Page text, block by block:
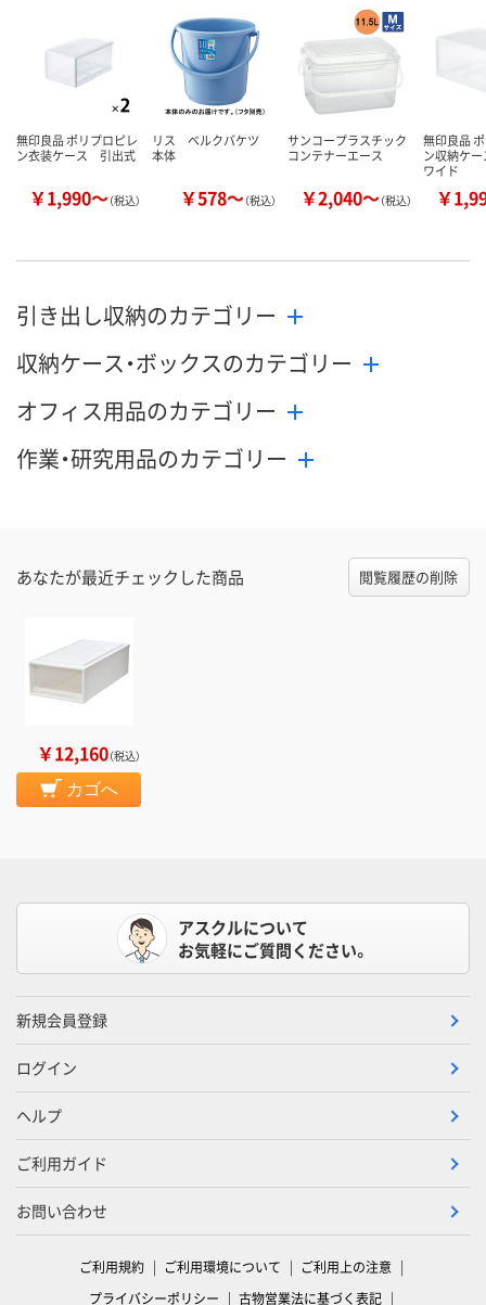
数量
カゴへ
数量
カゴへ
お取り扱い終
した
無印良品 ポリプロピレ
ン衣装ケース 引出式
￥1,990～（税込）
リス ベルクバケツ
本体
￥578～（税込）
サンコープラスチック
コンテナーエース
￥2,040～（税込）
無印良品
ン収納ケ
ワイド
￥
引き出し収納のカテゴリー
収納ケース・ボックスのカテゴリー
オフィス用品のカテゴリー
作業・研究用品のカテゴリー
あなたが最近チェックした商品 閲覧履歴の削除
￥12,160（税込）
カゴへ
アスクルについて
お気軽にご質問ください。
新規会員登録
ログイン
ヘルプ
ご利用ガイド
お問い合わせ
ご利用規約 ご利用環境について
ご利用上の注意
プライバシーポリシー
古物営業法に基づく表記